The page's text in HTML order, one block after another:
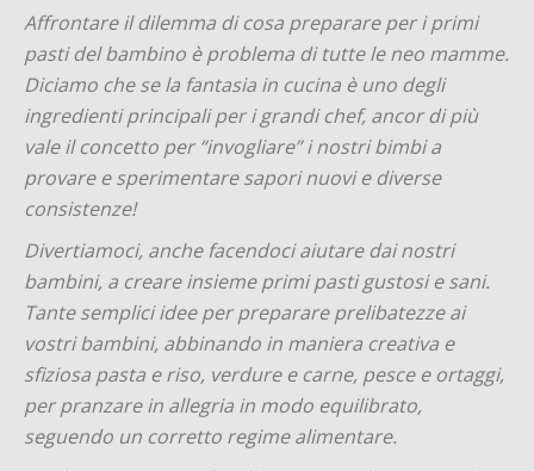
Affrontare il dilemma di cosa preparare per i primi
pasti del bambino è problema di tutte le neo mamme.
Diciamo che se la fantasia in cucina è uno degli
ingredienti principali per i grandi chef, ancor di più
vale il concetto per “invogliare” i nostri bimbi a
provare e sperimentare sapori nuovi e diverse
consistenze!
Divertiamoci, anche facendoci aiutare dai nostri
bambini, a creare insieme primi pasti gustosi e sani.
Tante semplici idee per preparare prelibatezze ai
vostri bambini, abbinando in maniera creativa e
sfiziosa pasta e riso, verdure e carne, pesce e ortaggi,
per pranzare in allegria in modo equilibrato,
seguendo un corretto regime alimentare.